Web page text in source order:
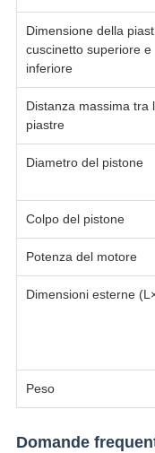
Dimensione della
cuscinetto superiore e
inferiore
Distanza massima tra
piastre
Diametro del pistone
Colpo del pistone
Potenza del motore
Dimensioni esterne
Peso
Domande